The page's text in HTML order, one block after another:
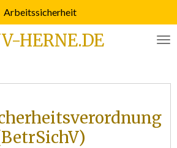
HERNE.DE
Arbeitssicherheit